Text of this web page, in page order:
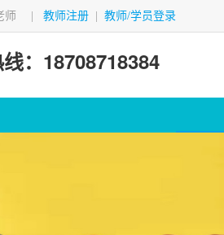
师 教师注册 教师/学员登录
：18708718384